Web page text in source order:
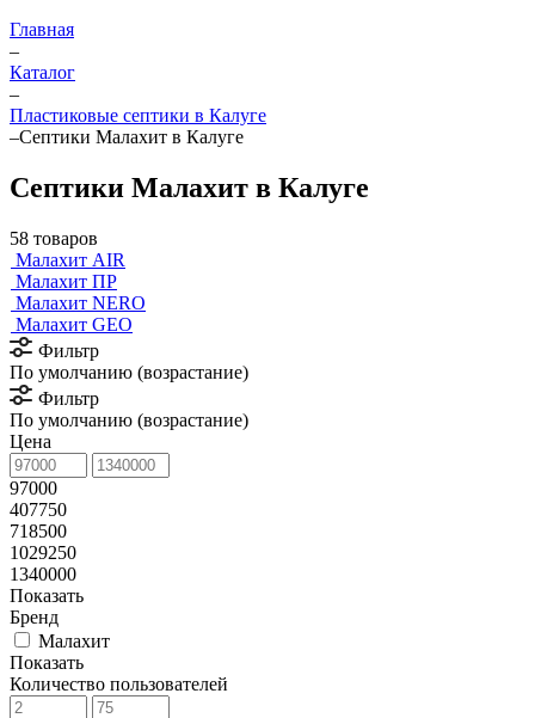
Главная
–
Каталог
–
Пластиковые септики в Калуге
–Септики Малахит в Калуге
Септики Малахит в Калуге
58 товаров
Малахит AIR
Малахит ПР
Малахит NERO
Малахит GEO
Фильтр
По умолчанию (возрастание)
Фильтр
По умолчанию (возрастание)
Цена
97000
407750
718500
1029250
1340000
Показать
Бренд
Малахит
Показать
Количество пользователей